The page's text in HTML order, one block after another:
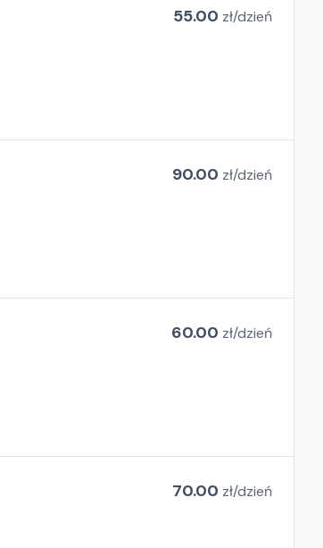
55.00 zł/dzień
90.00 zł/dzień
60.00 zł/dzień
70.00 zł/dzień